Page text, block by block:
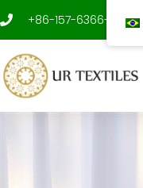
para
conteúdo
+86-157-6366-9312